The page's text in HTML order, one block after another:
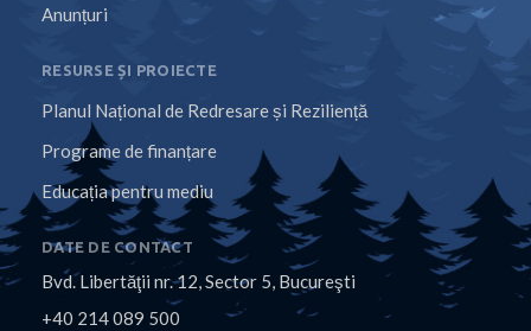
Anunțuri
RESURSE ȘI PROIECTE
Planul Național de Redresare și Reziliență
Programe de finanțare
Educația pentru mediu
DATE DE CONTACT
Bvd. Libertăţii nr. 12, Sector 5, Bucureşti
+40 214 089 500